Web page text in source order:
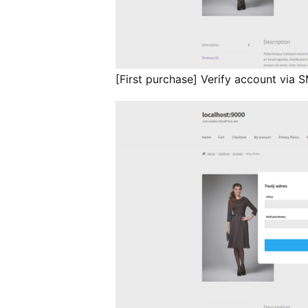
[First purchase] Verify account via